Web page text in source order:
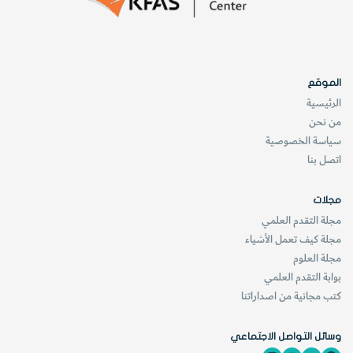
المترددات trombones والأبواق والزماخر أو
سبيل المثال، إلى مترين وفي المترددة إلى ثلاثة أمتار تقريبا لو
انحلت تلافيفهما.
الموقع
الرئيسية
من نحن
سياسة الخصوصية
اتصل بنا
مجلات
مجلة التقدم العلمي
مجلة كيف تعمل الأشياء
مجلة العلوم
بوابة التقدم العلمي
كتب مجانية من اصداراتنا
وسائل التواصل الاجتماعي